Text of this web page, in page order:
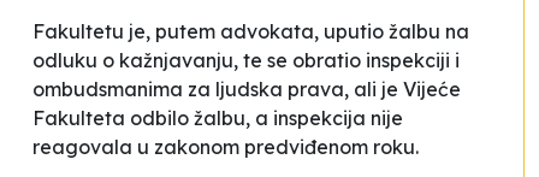
Fakultetu je, putem advokata, uputio žalbu na
odluku o kažnjavanju, te se obratio inspekciji i
ombudsmanima za ljudska prava, ali je Vijeće
Fakulteta odbilo žalbu, a inspekcija nije
reagovala u zakonom predviđenom roku.